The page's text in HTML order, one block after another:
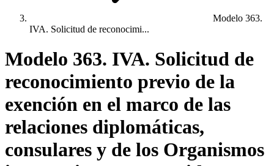
Modelo 363.
IVA. Solicitud de reconocimi...
Modelo 363. IVA. Solicitud de
reconocimiento previo de la
exención en el marco de las
relaciones diplomáticas,
consulares y de los Organismos